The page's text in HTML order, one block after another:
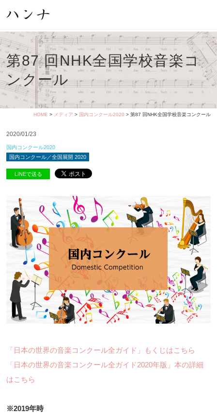
第87 回NHK全国学校音楽コ
ンクール
HOME > メディア > 国内コンクール2020 > 第87 回NHK全国学校音楽コンクール
2020/01/23
国内コンクール2020
国内コンクール／全国展開 2020
LINEで送る
「日本の世界の音楽コンクール全ガイド」もくじはこちら
「日本の世界の音楽コンクール全ガイド2020年版」本の詳細
はこちら
※2019年時